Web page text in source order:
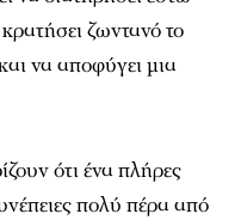
ζωντανό το
να αποφύγει μια
ότι ένα πλήρες
πολύ πέρα από